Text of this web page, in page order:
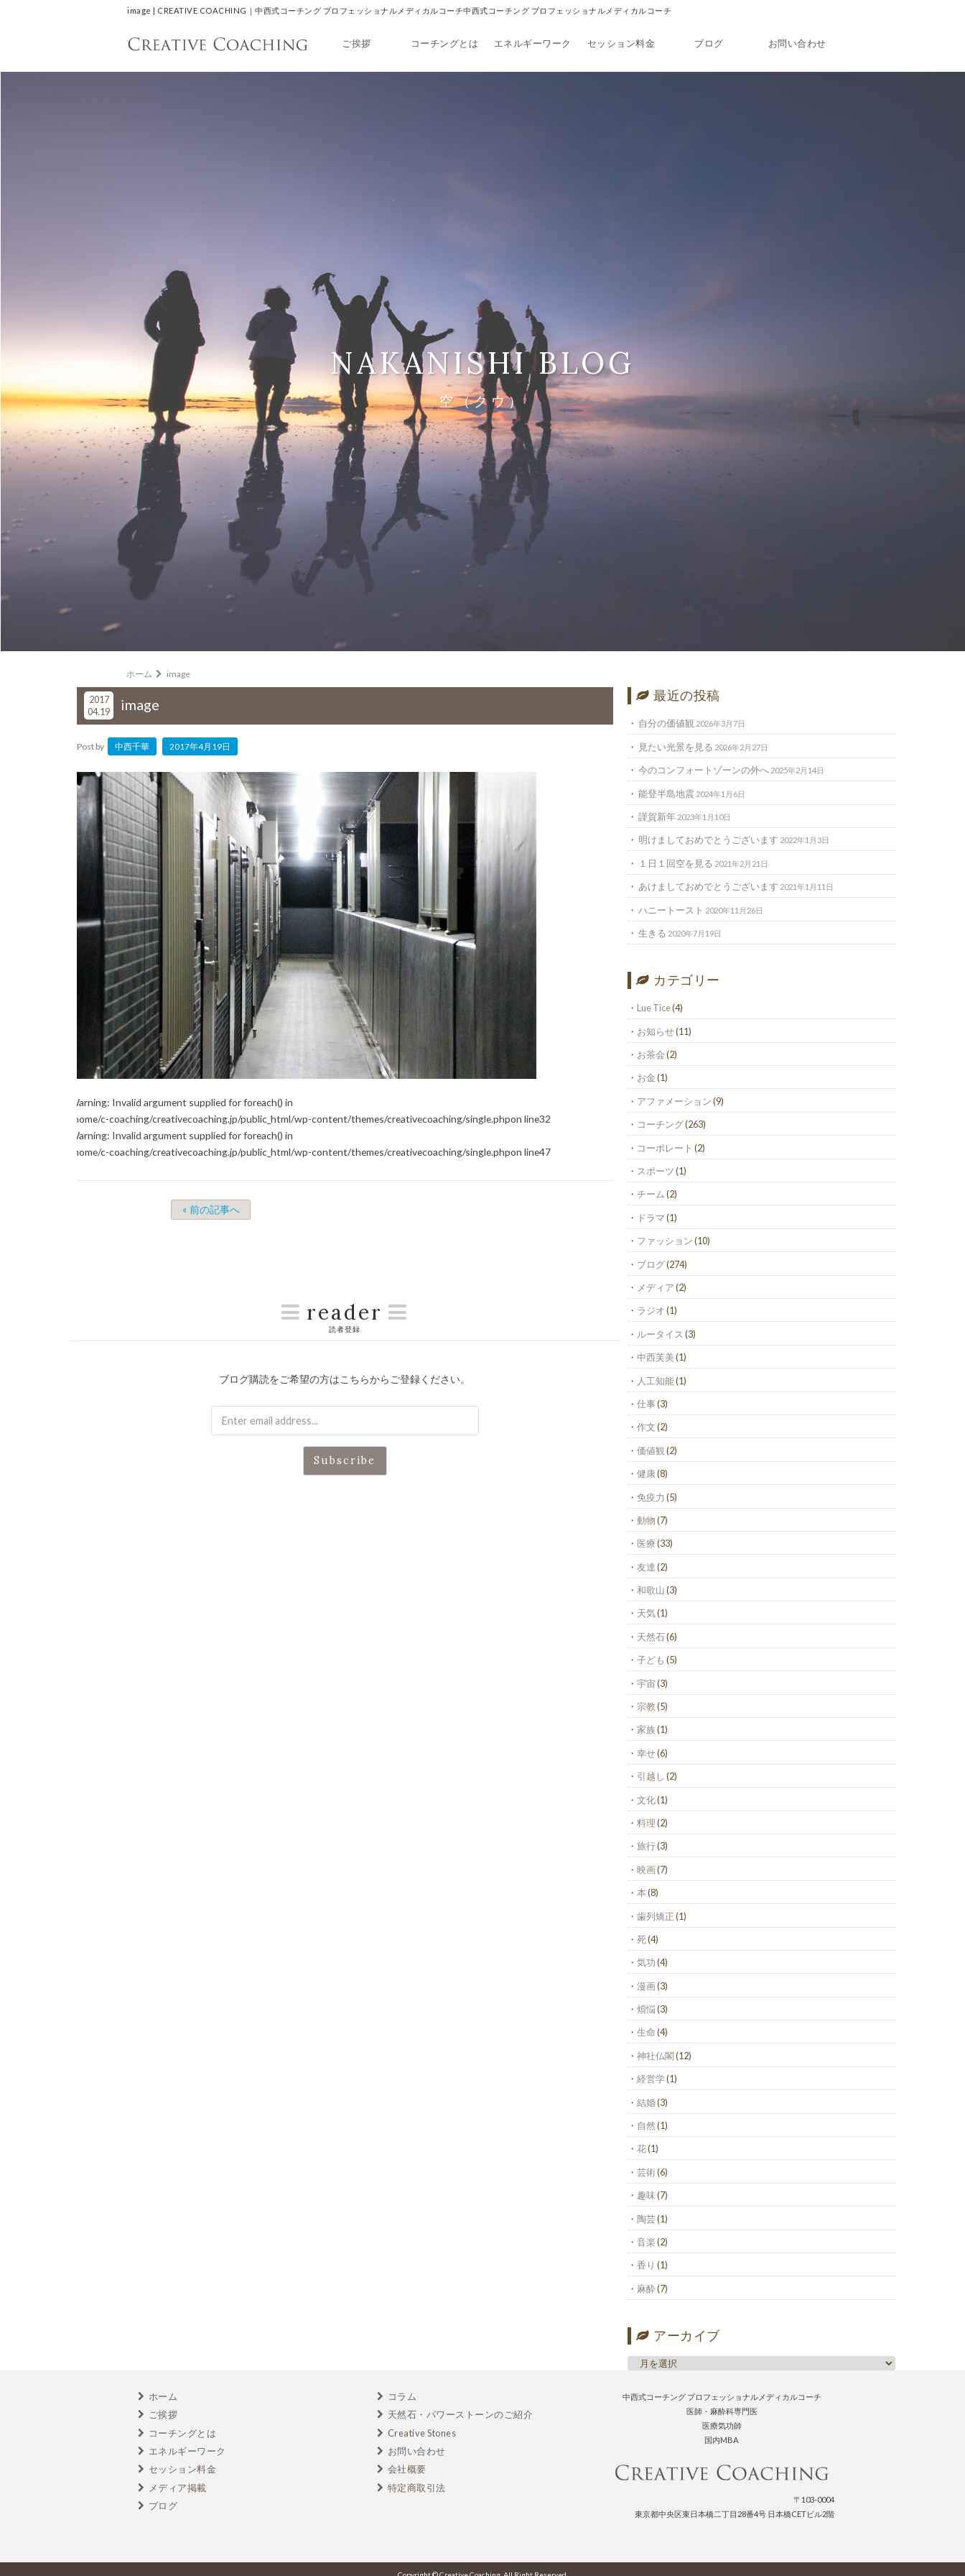
image | CREATIVE COACHING｜中西式コーチング プロフェッショナルメディカルコーチ中西式コーチング プロフェッショナルメディカルコーチ
ご挨拶 コーチングとは エネルギーワーク セッション料金 ブログ お問い合わせ
NAKANISHI BLOG
空（クウ）
ホーム image
2017
04.19
image
Post by 中西千華 2017年4月19日
Warning: Invalid argument supplied for foreach() in
/home/c-coaching/creativecoaching.jp/public_html/wp-content/themes/creativecoaching/single.phpon line32
Warning: Invalid argument supplied for foreach() in
/home/c-coaching/creativecoaching.jp/public_html/wp-content/themes/creativecoaching/single.phpon line47
« 前の記事へ
reader
読者登録
ブログ購読をご希望の方はこちらからご登録ください。
最近の投稿
自分の価値観 2026年3月7日
見たい光景を見る 2026年2月27日
今のコンフォートゾーンの外へ 2025年2月14日
能登半島地震 2024年1月6日
謹賀新年 2023年1月10日
明けましておめでとうございます 2022年1月3日
１日１回空を見る 2021年2月21日
あけましておめでとうございます 2021年1月11日
ハニートースト 2020年11月26日
生きる 2020年7月19日
カテゴリー
Lue Tice(4)
お知らせ(11)
お茶会(2)
お金(1)
アファメーション(9)
コーチング(263)
コーポレート (2)
スポーツ(1)
チーム(2)
ドラマ(1)
ファッション(10)
ブログ(274)
メディア(2)
ラジオ(1)
ルータイス (3)
中西芙美(1)
人工知能(1)
仕事(3)
作文(2)
価値観 (2)
健康(8)
免疫力 (5)
動物(7)
医療(33)
友達(2)
和歌山(3)
天気(1)
天然石(6)
子ども (5)
宇宙(3)
宗教(5)
家族(1)
幸せ(6)
引越し (2)
文化(1)
料理(2)
旅行(3)
映画(7)
本(8)
歯列矯正(1)
死(4)
気功(4)
漫画(3)
煩悩(3)
生命(4)
神社仏閣(12)
経営学(1)
結婚(3)
自然(1)
花(1)
芸術(6)
趣味(7)
陶芸(1)
音楽(2)
香り (1)
麻酔(7)
アーカイブ
ホーム
ご挨拶
コーチングとは
エネルギーワーク
セッション料金
メディア掲載
ブログ
コラム
天然石・パワーストーンのご紹介
Creative Stones
お問い合わせ
会社概要
特定商取引法
中西式コーチング プロフェッショナルメディカルコーチ
医師・麻酔科専門医
医療気功師
国内MBA
〒103-0004
東京都中央区東日本橋二丁目28番4号 日本橋CETビル2階